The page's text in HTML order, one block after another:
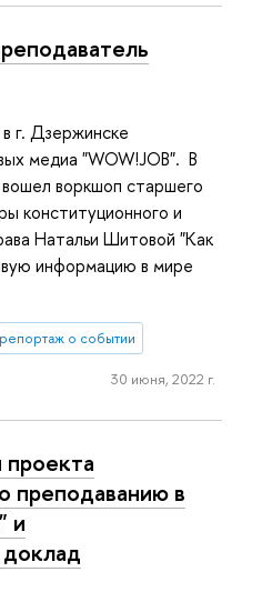
г. Дзержинске
медиа "WOW!JOB". В
воркшоп старшего
конституционного и
Натальи Шитовой "Как
информацию в мире
репортаж о событии
30 июня, 2022 г.
проекта
преподаванию в
и